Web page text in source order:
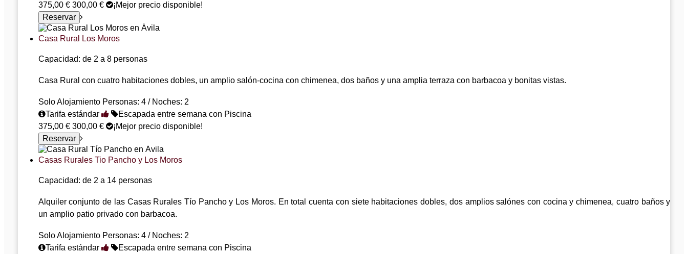
375,00 € 300,00 € ¡Mejor precio disponible!
Casa Rural Los Moros
Capacidad: de 2 a 8 personas
Casa Rural con cuatro habitaciones dobles, un amplio salón-cocina con chimenea, dos baños y una amplia terraza con barbacoa y bonitas vistas.
Solo Alojamiento Personas: 4 / Noches: 2
Tarifa estándar
Escapada entre semana con Piscina
375,00 € 300,00 € ¡Mejor precio disponible!
Casas Rurales Tio Pancho y Los Moros
Capacidad: de 2 a 14 personas
Alquiler conjunto de las Casas Rurales Tío Pancho y Los Moros. En total cuenta con siete habitaciones dobles, dos amplios salónes con cocina y chimenea, cuatro baños y
un amplio patio privado con barbacoa.
Solo Alojamiento Personas: 4 / Noches: 2
Tarifa estándar
Escapada entre semana con Piscina